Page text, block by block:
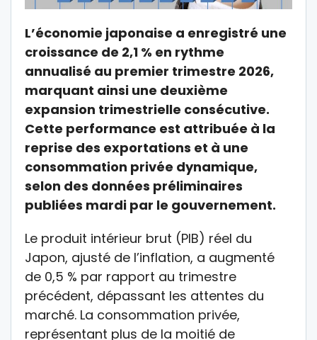
L’économie japonaise a enregistré une
croissance de 2,1 % en rythme
annualisé au premier trimestre 2026,
marquant ainsi une deuxième
expansion trimestrielle consécutive.
Cette performance est attribuée à la
reprise des exportations et à une
consommation privée dynamique,
selon des données préliminaires
publiées mardi par le gouvernement.
Le produit intérieur brut (PIB) réel du
Japon, ajusté de l’inflation, a augmenté
de 0,5 % par rapport au trimestre
précédent, dépassant les attentes du
marché. La consommation privée,
représentant plus de la moitié de